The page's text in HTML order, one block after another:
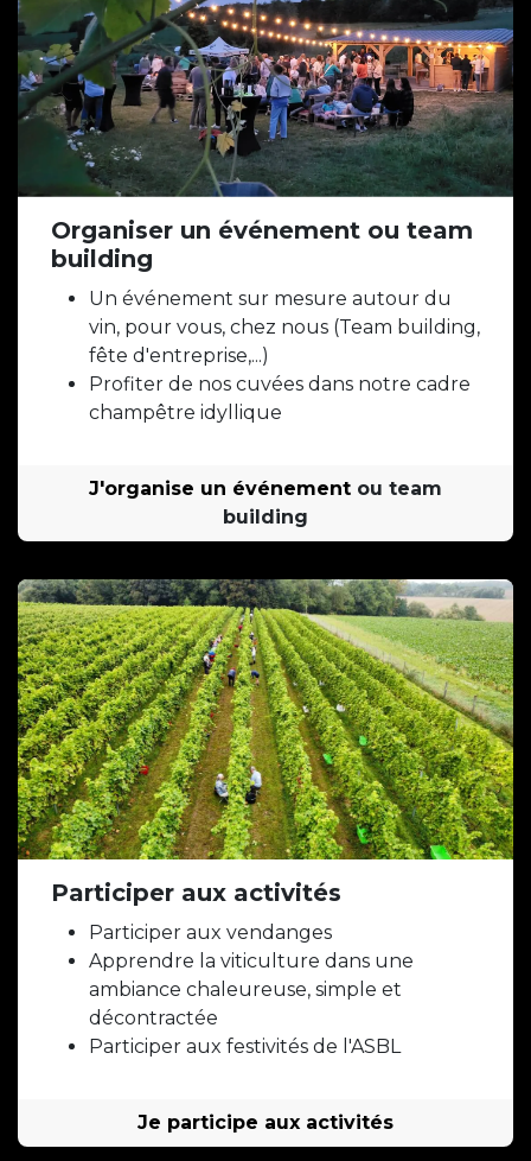
Organiser un événement ou team
building
Un événement sur mesure autour du
vin, pour vous, chez nous (Team building,
fête d'entreprise,...)
Profiter de nos cuvées dans notre cadre
champêtre idyllique
J'organise un événement ou team
building
Participer aux activités
Participer aux vendanges
Apprendre la viticulture dans une
ambiance chaleureuse, simple et
décontractée
Participer aux festivités de l'ASBL
Je participe aux activités